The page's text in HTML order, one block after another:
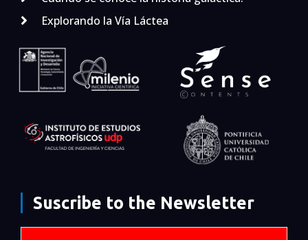
Explorando la Vía Láctea
Suscribe to the Newsletter